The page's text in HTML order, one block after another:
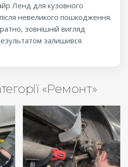
Ленд для кузовного
невеликого пошкодження.
зовнішній вигляд
залишився
«Ремонт»